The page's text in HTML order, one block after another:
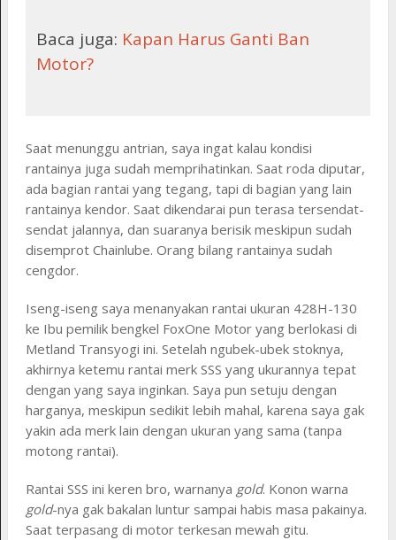
Baca juga: Kapan Harus Ganti Ban
Motor?
Saat menunggu antrian, saya ingat kalau kondisi
rantainya juga sudah memprihatinkan. Saat roda diputar,
ada bagian rantai yang tegang, tapi di bagian yang lain
rantainya kendor. Saat dikendarai pun terasa tersendat-
sendat jalannya, dan suaranya berisik meskipun sudah
disemprot Chainlube. Orang bilang rantainya sudah
cengdor.
Iseng-iseng saya menanyakan rantai ukuran 428H-130
ke Ibu pemilik bengkel FoxOne Motor yang berlokasi di
Metland Transyogi ini. Setelah ngubek-ubek stoknya,
akhirnya ketemu rantai merk SSS yang ukurannya tepat
dengan yang saya inginkan. Saya pun setuju dengan
harganya, meskipun sedikit lebih mahal, karena saya gak
yakin ada merk lain dengan ukuran yang sama (tanpa
motong rantai).
Rantai SSS ini keren bro, warnanya gold. Konon warna
gold-nya gak bakalan luntur sampai habis masa pakainya.
Saat terpasang di motor terkesan mewah gitu.